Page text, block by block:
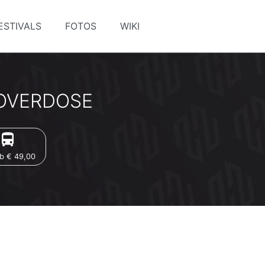
FOTOS WIKI
directions_bus
€ 49,00